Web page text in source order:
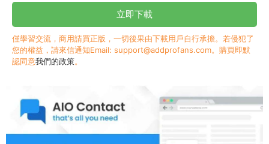
可以集成一些很酷的表單，如電子郵件聯系人、回電請求表單和其
他各種表單。AIO Contact 與 Contact Fo...
立即下載
僅學習交流，商用請買正版，一切後果由下載用戶自行承擔。若侵犯了
您的權益，請來信通知Email: support@addprofans.com。購買即默
認同意我們的政策。